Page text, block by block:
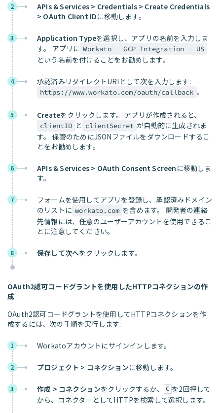
2
APIs & Services > Credentials > Create Credentials
> OAuth Client IDに移動します。
3 Application Typeを選択し、アプリの名前を入力しま
す。 アプリに Workato - GCP Integration - US
という名前を付けることをお勧めします。
4 承認済みリダイレクトURIとして次を入力します:
https://www.workato.com/oauth/callback 。
5 Createをクリックします。 アプリが作成されると、
clientID と clientSecret が自動的に生成されま
す。 保管のためにJSONファイルをダウンロードするこ
とをお勧めします。
6 APIs & Services > OAuth Consent Screen に移動しま
す。
7
フォームを使用してアプリを登録し、承認済みドメイン
のリストに workato.com を含めます。 開発者の連絡
先情報には、任意のユーザーアカウントを使用できるこ
とに注意してください。
8 保存して次へをクリックします。
OAuth2認可コードグラントを使用したHTTPコネクションの作
成
OAuth2認可コードグラントを使用してHTTPコネクションを作
成するには、次の手順を実行します:
1 Workatoアカウントにサインインします。
2 プロジェクト > コネクションに移動します。
3 作成 > コネクションをクリックするか、 C を2回押して
から、コネクターとしてHTTPを検索して選択します。